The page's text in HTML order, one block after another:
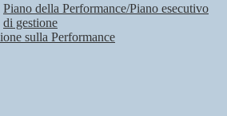
Piano della Performance/Piano esecutivo
di gestione
sulla Performance